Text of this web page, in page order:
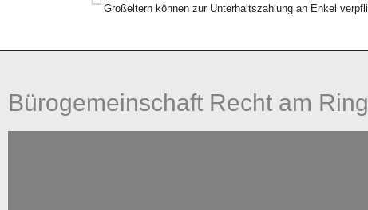
Bürogemeinschaft Recht am Ring